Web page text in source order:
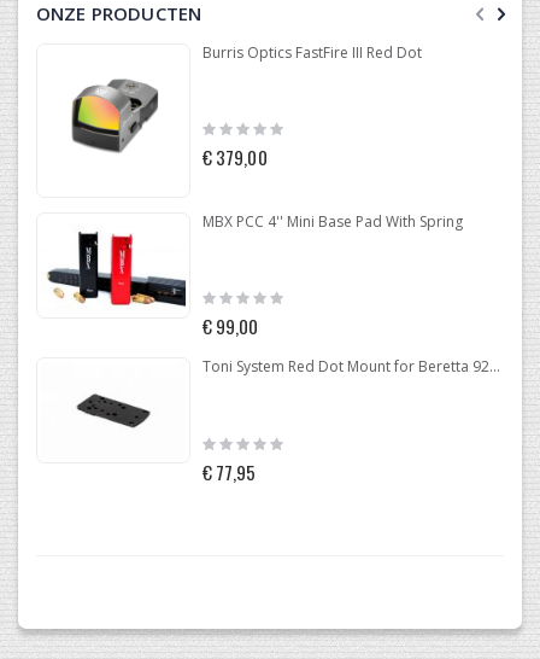
ONZE PRODUCTEN
Burris Optics FastFire III Red Dot
Rating:
0%
€ 379,00
MBX PCC 4'' Mini Base Pad With Spring
Rating:
€ 99,00
Toni System Red Dot Mount for Beretta 92-96-98
Rating:
0%
€ 77,95